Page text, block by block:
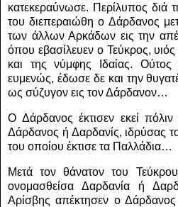
κατεκεραύνωσε. Περίλυπος διά
του διεπεραιώθη ο Δάρδανος
των άλλων Αρκάδων εις την
όπου εβασίλευεν ο Τεύκρος,
και της νύμφης Ιδαίας.
ευμενώς, έδωσε δε και την
ως σύζυγον εις τον Δάρδανον…
Ο Δάρδανος έκτισεν εκεί
Δάρδανος ή Δαρδανίς, ιδρύσας
του οποίου έκτισε τα Παλλάδια…
Μετά τον θάνατον του
ονομασθείσα Δαρδανία ή
Αρίσβης απέκτησεν ο